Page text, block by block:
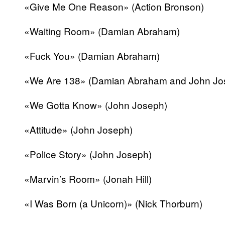
«Give Me One Reason» (Action Bronson)
«Waiting Room» (Damian Abraham)
«Fuck You» (Damian Abraham)
«We Are 138» (Damian Abraham and John
«We Gotta Know» (John Joseph)
«Attitude» (John Joseph)
«Police Story» (John Joseph)
«Marvin’s Room» (Jonah Hill)
«I Was Born (a Unicorn)» (Nick Thorburn)